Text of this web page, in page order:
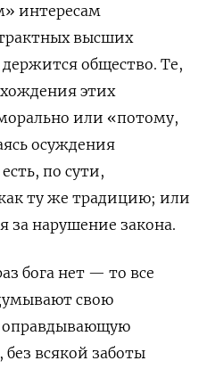
интересам
высших
общество. Те,
этих
или «потому,
осуждения
по сути,
ту же традицию; или
за нарушение закона.
бога нет — то все
свою
оправдывающую
всякой заботы